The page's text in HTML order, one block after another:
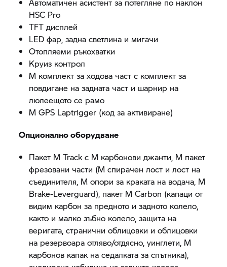
HSC Pro
TFT дисплей
LED фар, задна светлина и мигачи
Отопляеми ръкохватки
Круиз контрол
M комплект за ходова част с комплект за
повдигане на задната част и шарнир на
люлеещото се рамо
M GPS Laptrigger (код за активиране)
Опционално оборудване
Пакет M Track с M карбонови джанти, M пакет
фрезовани части (M спирачен лост и лост на
съединителя, М опори за краката на водача, M
Brake-Leverguard), пакет M Carbon (капаци от
видим карбон за предното и задното колело,
както и малко зъбно колело, защита на
веригата, странични облицовки и облицовки
на резервоара отляво/отдясно, уинглети, М
карбонов капак на седалката за спътника),